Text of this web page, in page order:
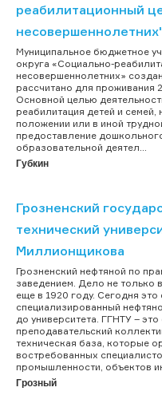
реабилитационный
Муниципальное бюджетное
округа «Социально-
несовершеннолетних»
рассчитано для проживания
Основной целью
реабилитация детей и
положении или в иной
предоставление
образовательной деятел...
Губкин
Грозненский
технический
Миллионщикова
Грозненский нефтяной по
заведением. Дело не только
еще в 1920 году. Сегодня
специализированный
до университета. ГГНТУ –
преподавательский
техническая база, которые
востребованных
промышленности, объектов
Грозный